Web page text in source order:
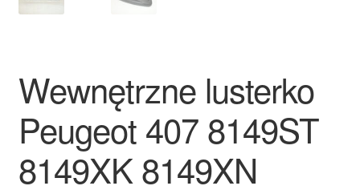
Skarga
Zamówienia
Zasady i warunki
Wewnętrzne lusterko
Peugeot 407 8149ST
8149XK 8149XN